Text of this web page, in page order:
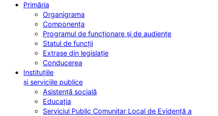
Primăria
Organigrama
Componența
Programul de funcționare și de audiențe
Statul de funcții
Extrase din legislație
Conducerea
Instituțiile
și serviciile publice
Asistență socială
Educația
Serviciul Public Comunitar Local de Evidență a